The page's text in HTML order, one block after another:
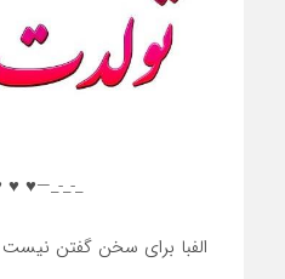
♥️ ♥️—_-_-_
الفبا برای سخن گفتن